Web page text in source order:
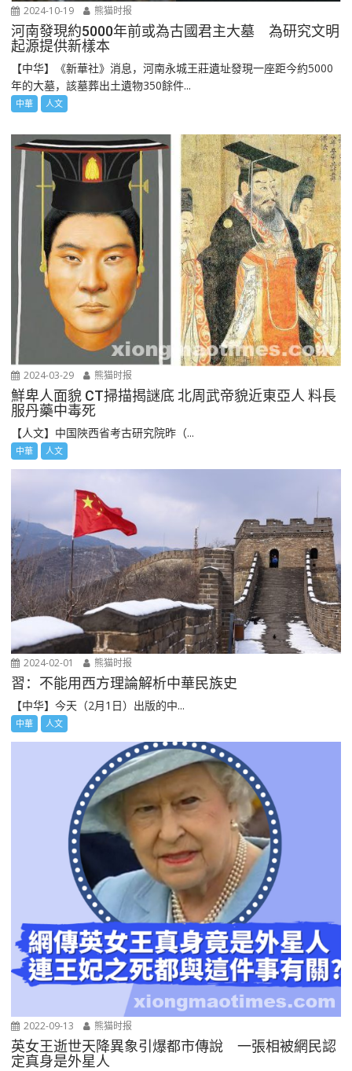
2024-10-19 熊猫时报
河南發現約5000年前或為古國君主大墓 為研究文明
起源提供新樣本
【中华】《新華社》消息，河南永城王莊遺址發現一座距今約5000
年的大墓，該墓葬出土遺物350餘件...
中華 人文
2024-03-29 熊猫时报
鮮卑人面貌 CT掃描揭謎底 北周武帝貌近東亞人 料長
服丹藥中毒死
【人文】中国陜西省考古研究院昨（...
中華 人文
2024-02-01 熊猫时报
習：不能用西方理論解析中華民族史
【中华】今天（2月1日）出版的中...
中華 人文
2022-09-13 熊猫时报
英女王逝世天降異象引爆都市傳說 一張相被網民認
定真身是外星人